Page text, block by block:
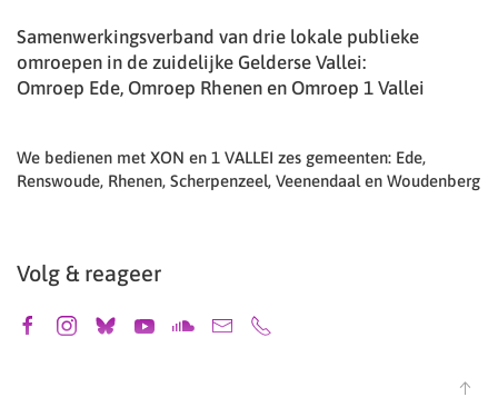
Samenwerkingsverband van drie lokale publieke
omroepen in de zuidelijke Gelderse Vallei:
Omroep Ede, Omroep Rhenen en Omroep 1 Vallei
We bedienen met XON en 1 VALLEI zes gemeenten: Ede,
Renswoude, Rhenen, Scherpenzeel, Veenendaal en Woudenberg
Volg & reageer